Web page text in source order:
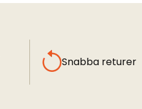
Snabba returer